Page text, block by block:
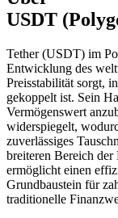
USDT
Tether (USDT) im
Entwicklung des
Preisstabilität sorgt,
gekoppelt ist. Sein
Vermögenswert
widerspiegelt,
zuverlässiges
breiteren Bereich
ermöglicht einen
Grundbaustein für
traditionelle